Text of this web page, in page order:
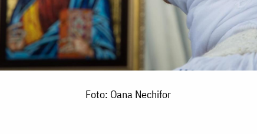
Foto: Oana Nechifor